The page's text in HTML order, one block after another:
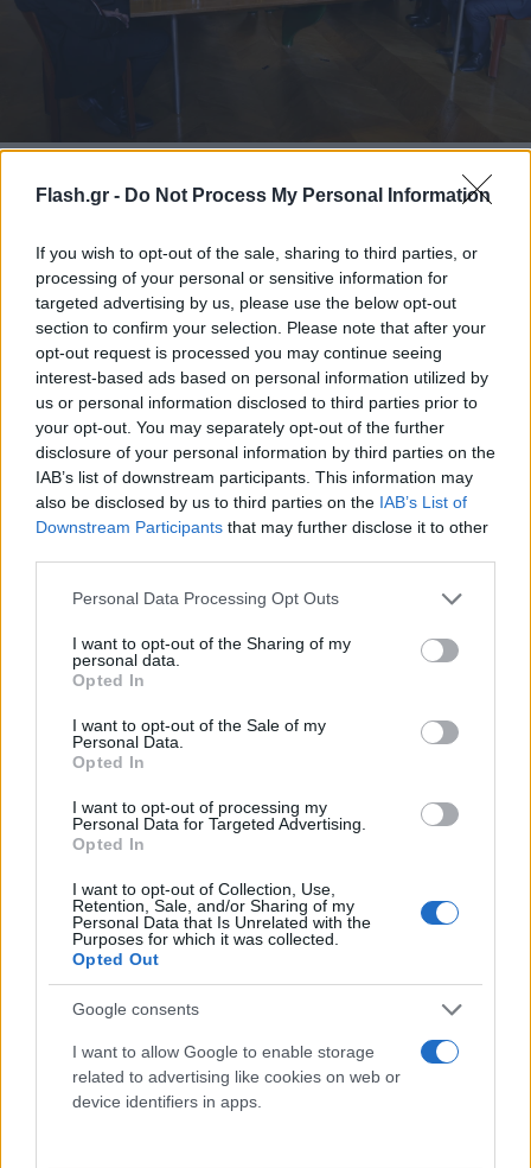
Flash.gr - Do Not Process My Personal Information
If you wish to opt-out of the sale, sharing to third parties, or
processing of your personal or sensitive information for
targeted advertising by us, please use the below opt-out
section to confirm your selection. Please note that after your
opt-out request is processed you may continue seeing
interest-based ads based on personal information utilized by
us or personal information disclosed to third parties prior to
your opt-out. You may separately opt-out of the further
disclosure of your personal information by third parties on the
IAB’s list of downstream participants. This information may
also be disclosed by us to third parties on the IAB’s List of
Downstream Participants that may further disclose it to other
Please note that this website/app uses one or more Google
not limited to your visit or usage behaviour. You may click to
grant or deny consent to Google and its third-party tags to
use your data for below specified purposes in below Google
consent section.
Personal Data Processing Opt Outs
I want to opt-out of the Sharing of my
personal data.
Opted In
I want to opt-out of the Sale of my
Personal Data.
Opted In
I want to opt-out of processing my
Personal Data for Targeted Advertising.
Opted In
I want to opt-out of Collection, Use,
Retention, Sale, and/or Sharing of my
Personal Data that Is Unrelated with the
Purposes for which it was collected.
Opted Out
Google consents
I want to allow Google to enable storage
related to advertising like cookies on web or
device identifiers in apps.
Γάλλου προέδρου και οι ομόλογοί του της
Βρετανίας και της Γερμανίας συναντήθηκαν με τον
προσωπάρχη της ουκρανικής προεδρίας, τον Αντρίι
Γερμάκ, ο οποίος είπε ότι συζήτησαν την εκεχειρία
και τις εγγυήσεις ασφαλείας. «Ανταλλάξαμε απόψεις
για τα επόμενα βήματα προς την επίτευξη μιας
δίκαιης και διαρκούς ειρήνης,
συμπεριλαμβανομένων της εφαρμογής πλήρους
εκεχειρίας, την ανάπτυξης μιας πολυεθνικής
έγραψε ο Γερμάκ στην ανάρτησή του στην
πλατφόρμα Χ.
παραχώρησε στο Κίεβο, ο Ουκρανός πρόεδρος είπε
ότι η Ρωσία έχει περιορίσει τα πλήγματα στις
ενεργειακές υποδομές, αλλά επιτίθεται σε άλλες μη
στρατιωτικές υποδομές. Υπογράμμισε επίσης ότι το
θέματα, μέχρι να εφαρμοστεί η εκεχειρία. Ο
Ζελένσκι κατηγόρησε ξανά τον Γουίτκοφ ότι
«διασπείρει το ρωσικό αφήγημα» για τον πόλεμο.
συναντήσεις στο Παρίσι ως μια ευκαιρία για να
ενημερώσει ο Γουίτκοφ τους Ευρωπαίους για τις